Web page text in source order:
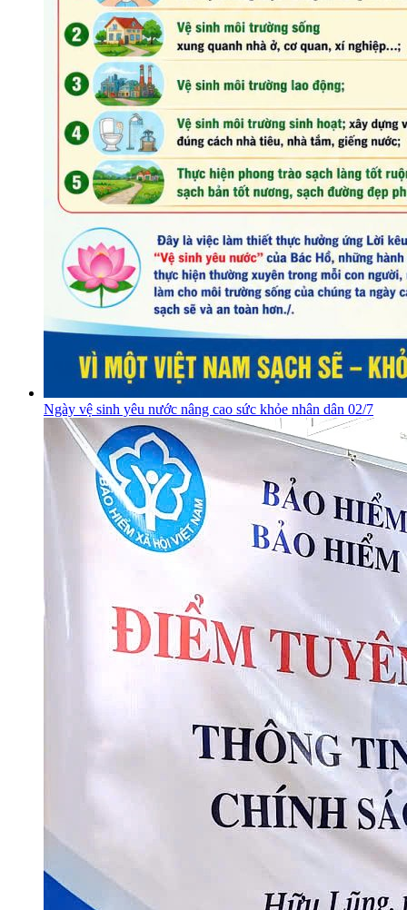
Ngày vệ sinh yêu nước nâng cao sức khỏe nhân dân 02/7